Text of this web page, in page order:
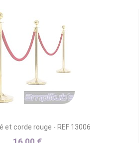
et corde rouge - REF 13006